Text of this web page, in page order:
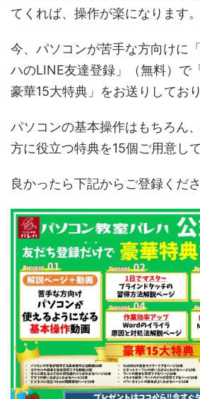
てくれば、操作が楽になります。
今、パソコンが苦手な方向けに
ハのLINE友達登録」（無料）で
豪華15大特典」をお送りしており
パソコンの基本操作はもちろん
方に役立つ特典を15個ご用意し
良かったら下記からご登録くださ